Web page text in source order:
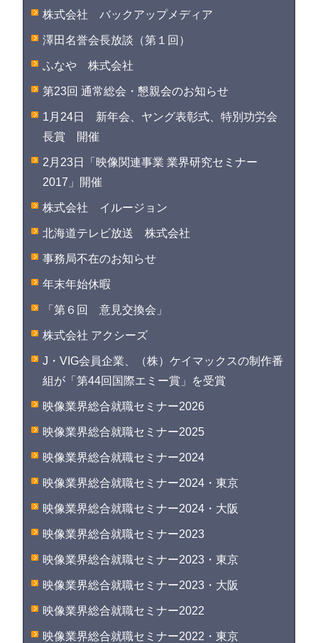
株式会社 バックアップメディア
澤田名誉会長放談（第１回）
ふなや 株式会社
第23回 通常総会・懇親会のお知らせ
1月24日 新年会、ヤング表彰式、特別功労会
長賞 開催
2月23日「映像関連事業 業界研究セミナー
2017」開催
株式会社 イルージョン
北海道テレビ放送 株式会社
事務局不在のお知らせ
年末年始休暇
「第６回 意見交換会」
株式会社 アクシーズ
J・VIG会員企業、（株）ケイマックスの制作番
組が「第44回国際エミー賞」を受賞
映像業界総合就職セミナー2026
映像業界総合就職セミナー2025
映像業界総合就職セミナー2024
映像業界総合就職セミナー2024・東京
映像業界総合就職セミナー2024・大阪
映像業界総合就職セミナー2023
映像業界総合就職セミナー2023・東京
映像業界総合就職セミナー2023・大阪
映像業界総合就職セミナー2022
映像業界総合就職セミナー2022・東京